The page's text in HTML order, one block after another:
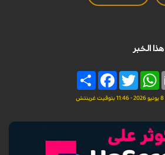
الخبر
Share
FacebookTwitter
WhatsApp